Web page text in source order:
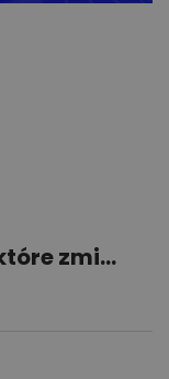
zmi...